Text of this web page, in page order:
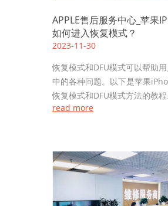
APPLE售后服务中心_苹果
如何进入恢复模式？
2023-11-30
恢复模式和DFU模式可以帮助
中的各种问题。以下是苹果
恢复模式和DFU模式方法的教
read more